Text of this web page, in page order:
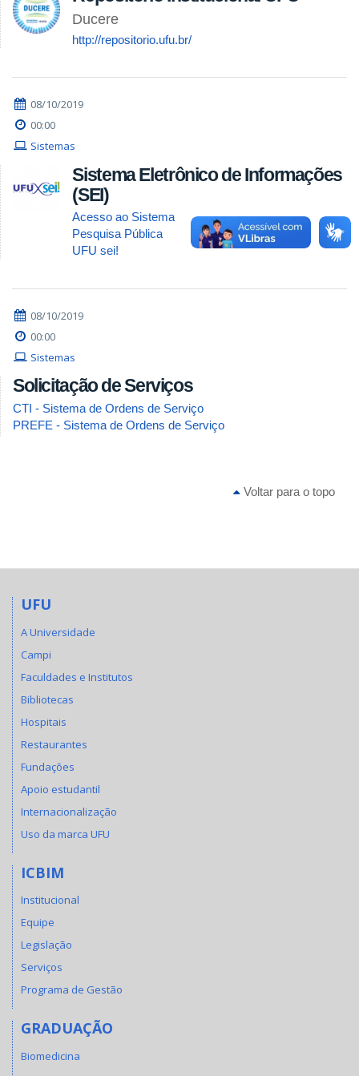
Ducere
http://repositorio.ufu.br/
08/10/2019
00:00
Sistemas
Sistema Eletrônico de Informações
(SEI)
Acesso ao Sistema
Pesquisa Pública
UFU sei!
08/10/2019
00:00
Sistemas
Solicitação de Serviços
CTI - Sistema de Ordens de Serviço
PREFE - Sistema de Ordens de Serviço
Voltar para o topo
UFU
A Universidade
Campi
Faculdades e Institutos
Bibliotecas
Hospitais
Restaurantes
Fundações
Apoio estudantil
Internacionalização
Uso da marca UFU
ICBIM
Institucional
Equipe
Legislação
Serviços
Programa de Gestão
GRADUAÇÃO
Biomedicina